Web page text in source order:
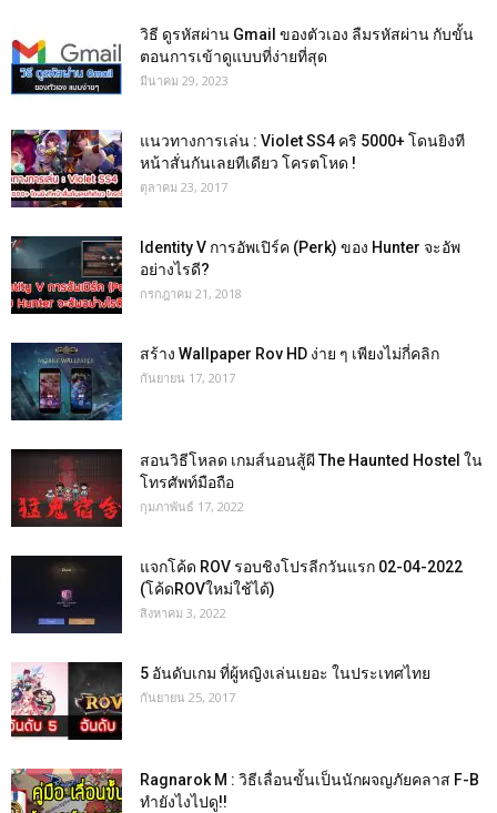
วิธี ดูรหัสผ่าน Gmail ของตัวเอง ลืมรหัสผ่าน กับขั้น
ตอนการเข้าดูแบบที่ง่ายที่สุด
มีนาคม 29, 2023
แนวทางการเล่น : Violet SS4 คริ 5000+ โดนยิงที
หน้าสั่นกันเลยทีเดียว โครตโหด !
ตุลาคม 23, 2017
Identity V การอัพเปิร์ค (Perk) ของ Hunter จะอัพ
อย่างไรดี?
กรกฎาคม 21, 2018
สร้าง Wallpaper Rov HD ง่าย ๆ เพียงไม่กี่คลิก
กันยายน 17, 2017
สอนวิธีโหลด เกมส์นอนสู้ผี The Haunted Hostel ใน
โทรศัพท์มือถือ
กุมภาพันธ์ 17, 2022
แจกโค้ด ROV รอบชิงโปรลีกวันแรก 02-04-2022
(โค้ดROVใหม่ใช้ได้)
สิงหาคม 3, 2022
5 อันดับเกม ที่ผู้หญิงเล่นเยอะ ในประเทศไทย
กันยายน 25, 2017
Ragnarok M : วิธีเลื่อนขั้นเป็นนักผจญภัยคลาส F-B
ทำยังไงไปดู!!